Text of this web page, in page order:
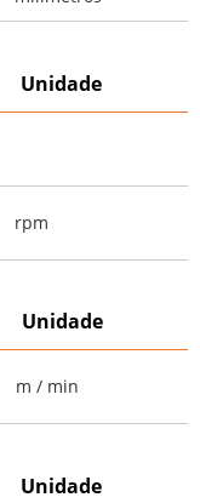
Unidade
rpm
Unidade
m / min
Unidade